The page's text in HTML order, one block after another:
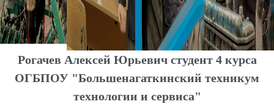
Рогачев Алексей Юрьевич студент 4 курса
ОГБПОУ "Большенагаткинский техникум
технологии и сервиса"